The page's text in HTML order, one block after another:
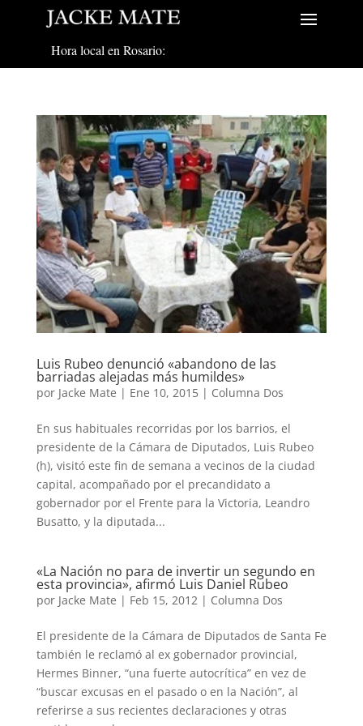
Hora local en Rosario:
Luis Rubeo denunció «abandono de las
barriadas alejadas más humildes»
por Jacke Mate | Ene 10, 2015| Columna Dos
En sus habituales recorridas por los barrios, el
presidente de la Cámara de Diputados, Luis Rubeo
(h), visitó este fin de semana a vecinos de la ciudad
capital, acompañado por el precandidato a
gobernador por el Frente para la Victoria, Leandro
Busatto, y la diputada...
«La Nación no para de invertir un segundo en
esta provincia», afirmó Luis Daniel Rubeo
por Jacke Mate | Feb 15, 2012 | Columna Dos
El presidente de la Cámara de Diputados de Santa Fe
también le reclamó al ex gobernador provincial,
Hermes Binner, “una fuerte autocrítica” en vez de
“buscar excusas en el pasado o en la Nación”, al
referirse a sus recientes declaraciones y otras